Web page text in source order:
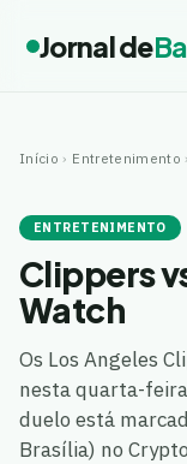
Jornal de
Início › Entretenimento ›
ENTRETENIMENTO
Clippers
Watch
Os Los Angeles
nesta quarta-
duelo está
Brasília) no